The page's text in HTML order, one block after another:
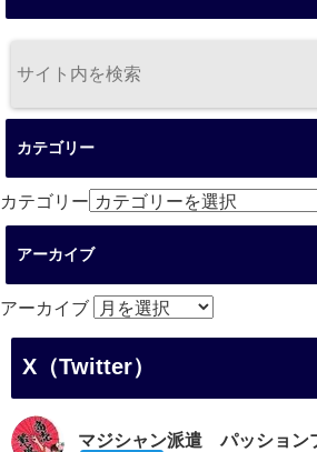
カテゴリー
カテゴリー
アーカイブ
アーカイブ
X（Twitter）
マジシャン派遣 パッション